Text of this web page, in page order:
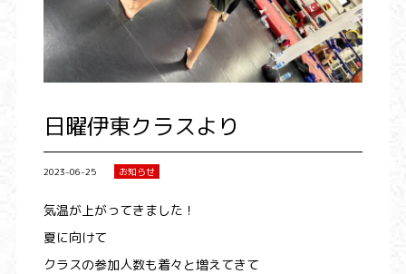
日曜伊東クラスより
2023-06-25 お知らせ
気温が上がってきました！
夏に向けて
クラスの参加人数も着々と増えてきて